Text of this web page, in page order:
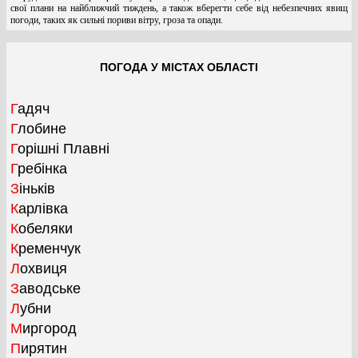
свої плани на найближчий тиждень, а також вберегти себе від небезпечних явищ
погоди, таких як сильні пориви вітру, гроза та опади.
ПОГОДА У МІСТАХ ОБЛАСТІ
Гадяч
Глобине
Горішні Плавні
Гребінка
Зіньків
Карлівка
Кобеляки
Кременчук
Лохвиця
Заводське
Лубни
Миргород
Пирятин